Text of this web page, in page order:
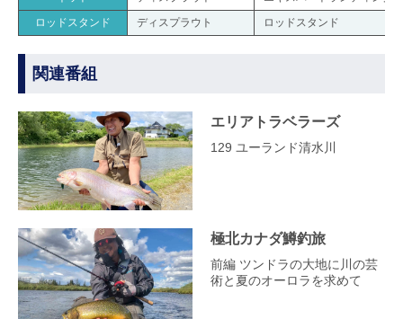
ロッドスタンド
ディスプラウト ロッドスタンド
関連番組
エリアトラベラーズ
129 ユーランド清水川
極北カナダ鱒釣旅
前編 ツンドラの大地に川の芸
術と夏のオーロラを求めて